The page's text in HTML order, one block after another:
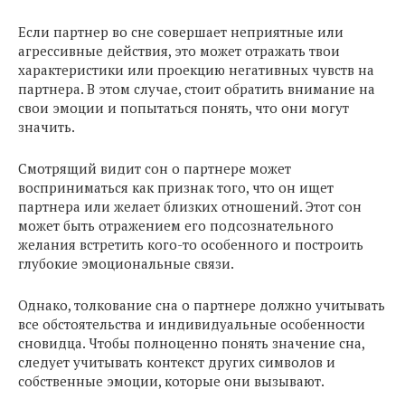
Если партнер во сне совершает неприятные или
агрессивные действия, это может отражать твои
характеристики или проекцию негативных чувств на
партнера. В этом случае, стоит обратить внимание на
свои эмоции и попытаться понять, что они могут
значить.
Смотрящий видит сон о партнере может
восприниматься как признак того, что он ищет
партнера или желает близких отношений. Этот сон
может быть отражением его подсознательного
желания встретить кого-то особенного и построить
глубокие эмоциональные связи.
Однако, толкование сна о партнере должно учитывать
все обстоятельства и индивидуальные особенности
сновидца. Чтобы полноценно понять значение сна,
следует учитывать контекст других символов и
собственные эмоции, которые они вызывают.